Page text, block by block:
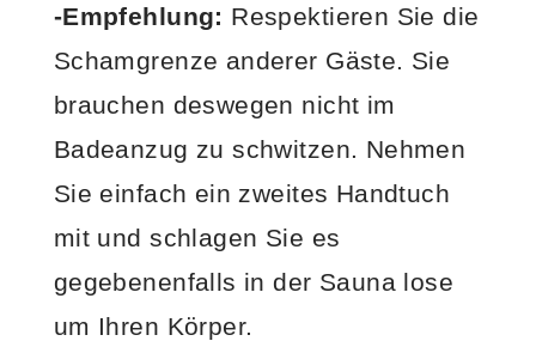
-Empfehlung: Respektieren Sie die
Schamgrenze anderer Gäste. Sie
brauchen deswegen nicht im
Badeanzug zu schwitzen. Nehmen
Sie einfach ein zweites Handtuch
mit und schlagen Sie es
gegebenenfalls in der Sauna lose
um Ihren Körper.